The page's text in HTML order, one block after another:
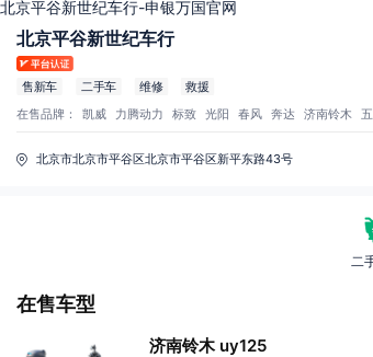
北京平谷新世纪车行-申银万国官网
北京平谷新世纪车行
售新车 二手车 维修 救援
在售品牌： 凯威 力腾动力 标致 光阳 春风 奔达 济南铃木
北京市北京市平谷区北京市平谷区新平东路43号
二
在售车型
济南铃木 uy125